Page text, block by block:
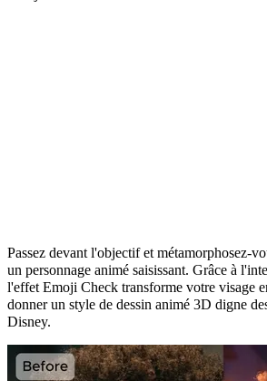
Passez devant l'objectif et métamorphosez-
un personnage animé saisissant. Grâce à
l'effet Emoji Check transforme votre visage
donner un style de dessin animé 3D digne
Disney.